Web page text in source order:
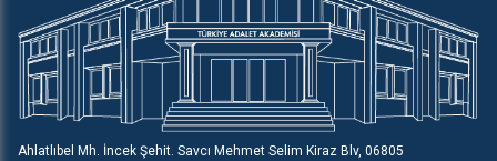
Ahlatlıbel Mh. İncek Şehit. Savcı Mehmet Selim Kiraz Blv, 06805